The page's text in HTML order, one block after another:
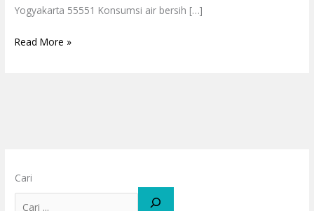
Yogyakarta 55551 Konsumsi air bersih […]
Read More »
Cari